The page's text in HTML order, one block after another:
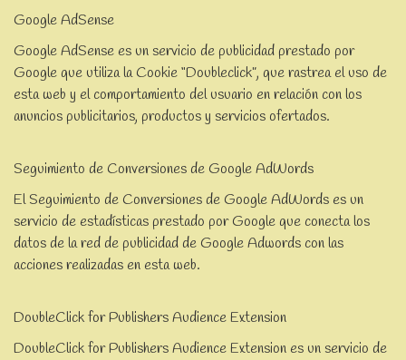
Google AdSense
Google AdSense es un servicio de publicidad prestado por
Google que utiliza la Cookie “Doubleclick”, que rastrea el uso de
esta web y el comportamiento del usuario en relación con los
anuncios publicitarios, productos y servicios ofertados.
Seguimiento de Conversiones de Google AdWords
El Seguimiento de Conversiones de Google AdWords es un
servicio de estadísticas prestado por Google que conecta los
datos de la red de publicidad de Google Adwords con las
acciones realizadas en esta web.
DoubleClick for Publishers Audience Extension
DoubleClick for Publishers Audience Extension es un servicio de